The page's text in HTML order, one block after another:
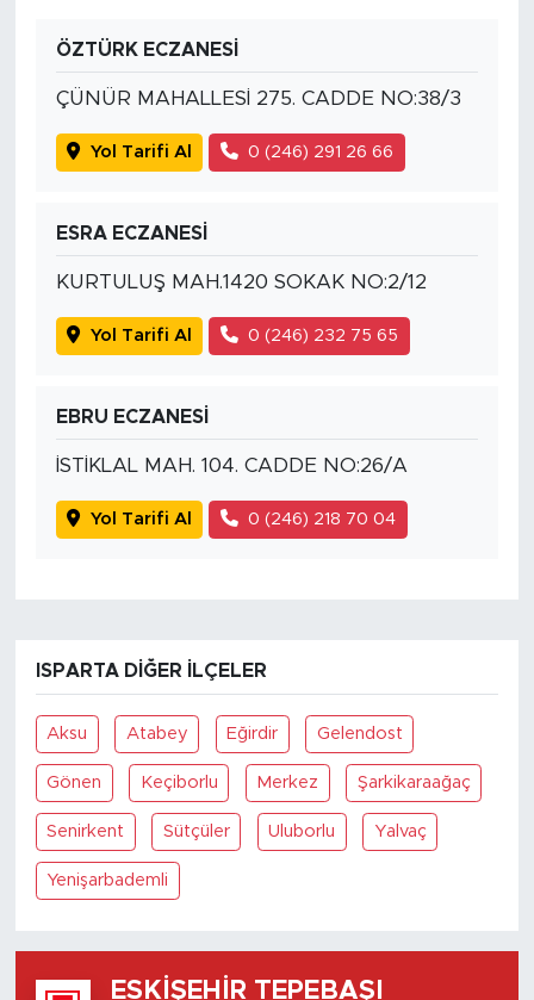
ÖZTÜRK ECZANESİ
ÇÜNÜR MAHALLESİ 275. CADDE NO:38/3
Yol Tarifi Al 0 (246) 291 26 66
ESRA ECZANESİ
KURTULUŞ MAH.1420 SOKAK NO:2/12
Yol Tarifi Al 0 (246) 232 75 65
EBRU ECZANESİ
İSTİKLAL MAH. 104. CADDE NO:26/A
Yol Tarifi Al 0 (246) 218 70 04
ISPARTA DIĞER İLÇELER
Aksu Atabey Eğirdir Gelendost
Gönen Keçiborlu Merkez Şarkikaraağaç
Senirkent Sütçüler Uluborlu Yalvaç
Yenişarbademli
ESKIŞEHIR TEPEBAŞI